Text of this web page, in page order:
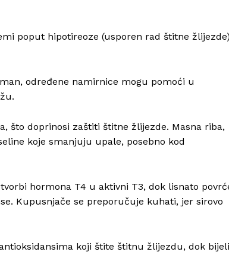
poput hipotireoze (usporen rad štitne žlijezde)
određene namirnice mogu pomoći u
što doprinosi zaštiti štitne žlijezde. Masna riba,
koje smanjuju upale, posebno kod
hormona T4 u aktivni T3, dok lisnato
Kupusnjače se preporučuje kuhati, jer sirovo
koji štite štitnu žlijezdu, dok bijeli